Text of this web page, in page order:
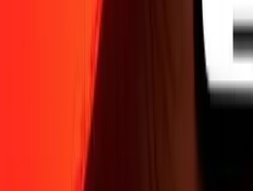
Blog
Envoyer de
Entreprise Devenir agent
Politique de confidentialité
Avis sur
Promotion Prévention de
d'accessibilité
Suivez-nous